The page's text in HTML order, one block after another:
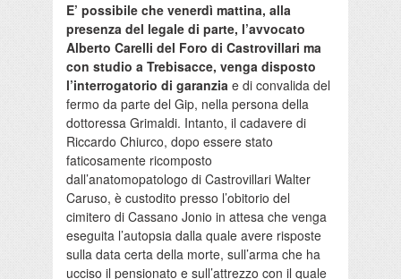
E’ possibile che venerdì mattina, alla
presenza del legale di parte, l’avvocato
Alberto Carelli del Foro di Castrovillari ma
con studio a Trebisacce, venga disposto
l’interrogatorio di garanzia e di convalida del
fermo da parte del Gip, nella persona della
dottoressa Grimaldi. Intanto, il cadavere di
Riccardo Chiurco, dopo essere stato
faticosamente ricomposto
dall’anatomopatologo di Castrovillari Walter
Caruso, è custodito presso l’obitorio del
cimitero di Cassano Jonio in attesa che venga
eseguita l’autopsia dalla quale avere risposte
sulla data certa della morte, sull’arma che ha
ucciso il pensionato e sull’attrezzo con il quale